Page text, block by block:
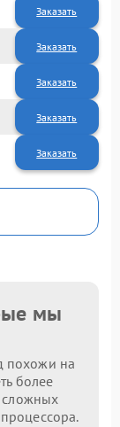
Заказать
мы
похожи на
более
сложных